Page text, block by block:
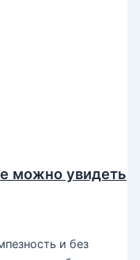
можно увидеть
и без